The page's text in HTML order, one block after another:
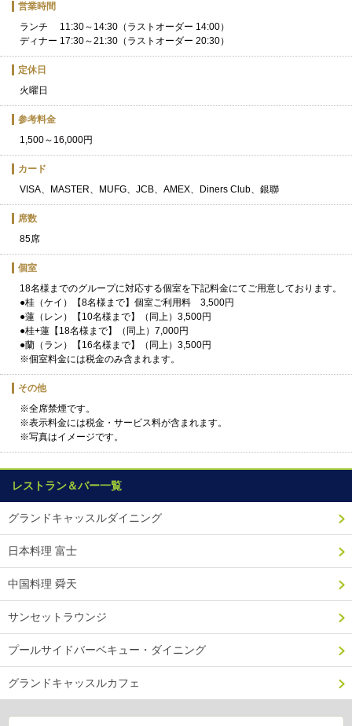
営業時間
ランチ 11:30～14:30（ラストオーダー 14:00）
ディナー 17:30～21:30（ラストオーダー 20:30）
定休日
火曜日
参考料金
1,500～16,000円
カード
VISA、MASTER、MUFG、JCB、AMEX、Diners Club、銀聯
席数
85席
個室
18名様までのグループに対応する個室を下記料金にてご用意しております。
●桂（ケイ）【8名様まで】個室ご利用料 3,500円
●蓮（レン）【10名様まで】（同上）3,500円
●桂+蓮【18名様まで】（同上）7,000円
●蘭（ラン）【16名様まで】（同上）3,500円
※個室料金には税金のみ含まれます。
その他
※全席禁煙です。
※表示料金には税金・サービス料が含まれます。
※写真はイメージです。
レストラン＆バー一覧
グランドキャッスルダイニング
日本料理 富士
中国料理 舜天
サンセットラウンジ
プールサイドバーベキュー・ダイニング
グランドキャッスルカフェ